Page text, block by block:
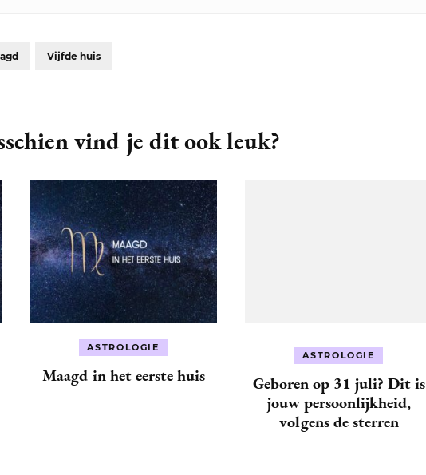
Vijfde huis
vind je dit ook leuk?
ASTROLOGIE
Maagd in het eerste huis
ASTROLOGIE
Geboren op 31 juli? Dit is
jouw persoonlijkheid,
volgens de sterren